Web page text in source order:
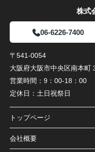
株式
06-6226-7400
〒541-0054
大阪府大阪市中央区南本町
営業時間： 9：00-18：00
定休日： 土日祝祭日
トップページ
会社概要